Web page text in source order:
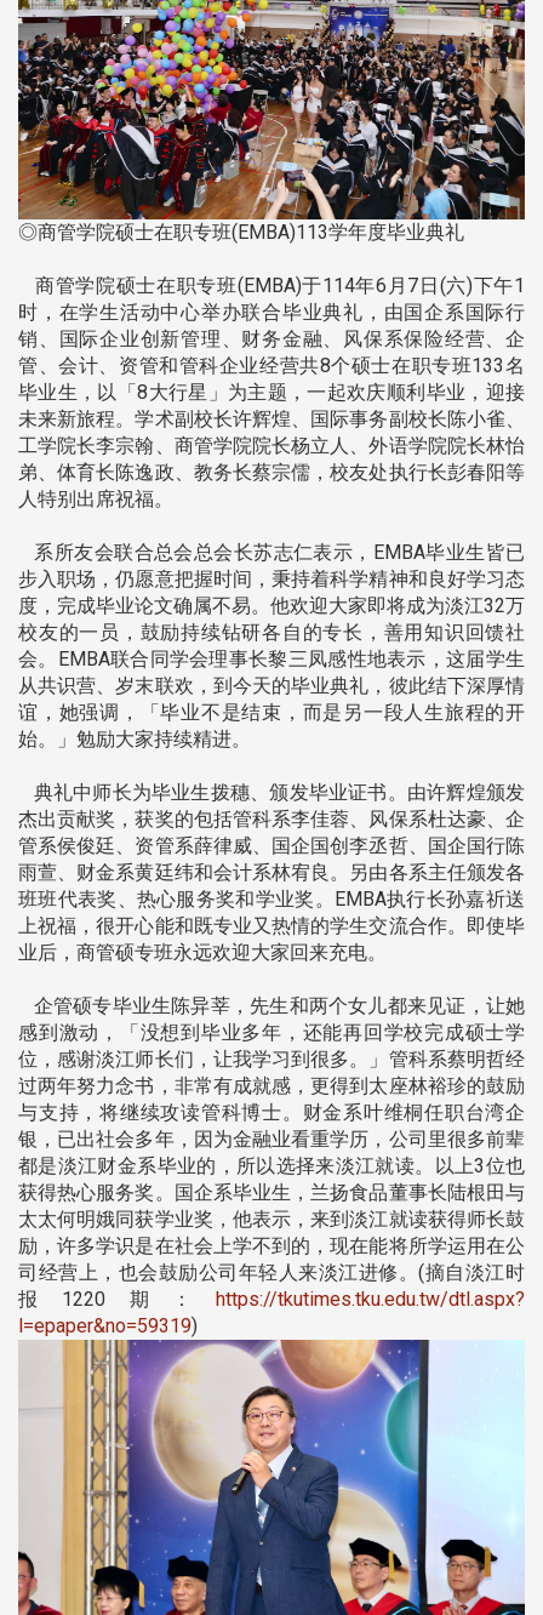
◎商管学院硕士在职专班(EMBA)113学年度毕业典礼
商管学院硕士在职专班(EMBA)于114年6月7日(六)下午1
时，在学生活动中心举办联合毕业典礼，由国企系国际行
销、国际企业创新管理、财务金融、风保系保险经营、企
管、会计、资管和管科企业经营共8个硕士在职专班133名
毕业生，以「8大行星」为主题，一起欢庆顺利毕业，迎接
未来新旅程。学术副校长许辉煌、国际事务副校长陈小雀、
工学院长李宗翰、商管学院院长杨立人、外语学院院长林怡
弟、体育长陈逸政、教务长蔡宗儒，校友处执行长彭春阳等
人特别出席祝福。
系所友会联合总会总会长苏志仁表示，EMBA毕业生皆已
步入职场，仍愿意把握时间，秉持着科学精神和良好学习态
度，完成毕业论文确属不易。他欢迎大家即将成为淡江32万
校友的一员，鼓励持续钻研各自的专长，善用知识回馈社
会。EMBA联合同学会理事长黎三凤感性地表示，这届学生
从共识营、岁末联欢，到今天的毕业典礼，彼此结下深厚情
谊，她强调，「毕业不是结束，而是另一段人生旅程的开
始。」勉励大家持续精进。
典礼中师长为毕业生拨穗、颁发毕业证书。由许辉煌颁发
杰出贡献奖，获奖的包括管科系李佳蓉、风保系杜达豪、企
管系侯俊廷、资管系薛律威、国企国创李丞哲、国企国行陈
雨萱、财金系黄廷纬和会计系林宥良。另由各系主任颁发各
班班代表奖、热心服务奖和学业奖。EMBA执行长孙嘉祈送
上祝福，很开心能和既专业又热情的学生交流合作。即使毕
业后，商管硕专班永远欢迎大家回来充电。
企管硕专毕业生陈异莘，先生和两个女儿都来见证，让她
感到激动，「没想到毕业多年，还能再回学校完成硕士学
位，感谢淡江师长们，让我学习到很多。」管科系蔡明哲经
过两年努力念书，非常有成就感，更得到太座林裕珍的鼓励
与支持，将继续攻读管科博士。财金系叶维桐任职台湾企
银，已出社会多年，因为金融业看重学历，公司里很多前辈
都是淡江财金系毕业的，所以选择来淡江就读。以上3位也
获得热心服务奖。国企系毕业生，兰扬食品董事长陆根田与
太太何明娥同获学业奖，他表示，来到淡江就读获得师长鼓
励，许多学识是在社会上学不到的，现在能将所学运用在公
司经营上，也会鼓励公司年轻人来淡江进修。(摘自淡江时
报1220期： https://tkutimes.tku.edu.tw/dtl.aspx?
l=epaper&no=59319)